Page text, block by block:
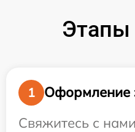
Этапы
1
Оформление
Свяжитесь с